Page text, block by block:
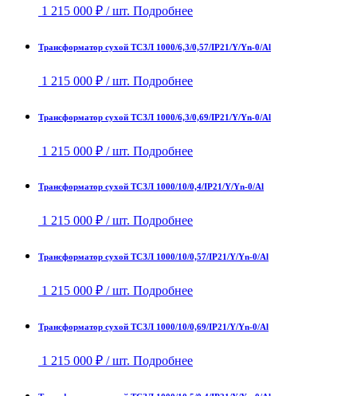
1 215 000 ₽ / шт. Подробнее
Трансформатор сухой ТСЗЛ 1000/6,3/0,57/IP21/Y/Yn-0/Al
1 215 000 ₽ / шт. Подробнее
Трансформатор сухой ТСЗЛ 1000/6,3/0,69/IP21/Y/Yn-0/Al
1 215 000 ₽ / шт. Подробнее
Трансформатор сухой ТСЗЛ 1000/10/0,4/IP21/Y/Yn-0/Al
1 215 000 ₽ / шт. Подробнее
Трансформатор сухой ТСЗЛ 1000/10/0,57/IP21/Y/Yn-0/Al
1 215 000 ₽ / шт. Подробнее
Трансформатор сухой ТСЗЛ 1000/10/0,69/IP21/Y/Yn-0/Al
1 215 000 ₽ / шт. Подробнее